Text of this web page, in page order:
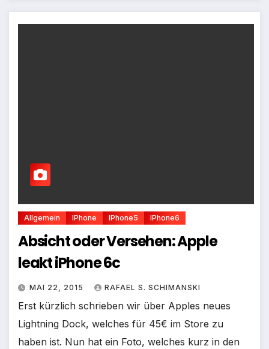
Allgemein IPhone IPhone5 IPhone6
Absicht oder Versehen: Apple
leakt iPhone 6c
MAI 22, 2015 RAFAEL S. SCHIMANSKI
Erst kürzlich schrieben wir über Apples neues
Lightning Dock, welches für 45€ im Store zu
haben ist. Nun hat ein Foto, welches kurz in den